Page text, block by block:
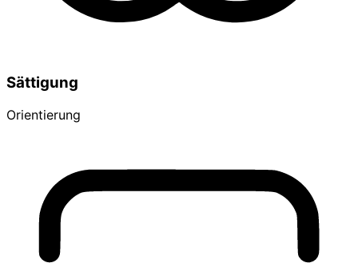
Sättigung
Orientierung